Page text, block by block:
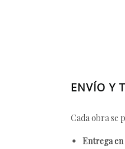
ENVÍO Y
Cada obra se
Entrega